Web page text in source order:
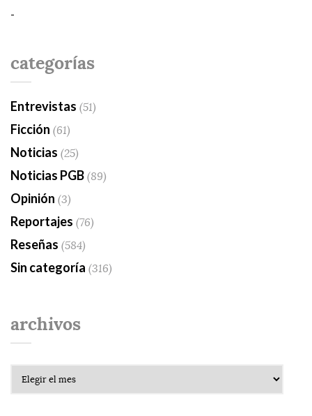
-
categorías
Entrevistas (51)
Ficción (61)
Noticias (25)
Noticias PGB(89)
Opinión (3)
Reportajes (76)
Reseñas (584)
Sin categoría (316)
archivos